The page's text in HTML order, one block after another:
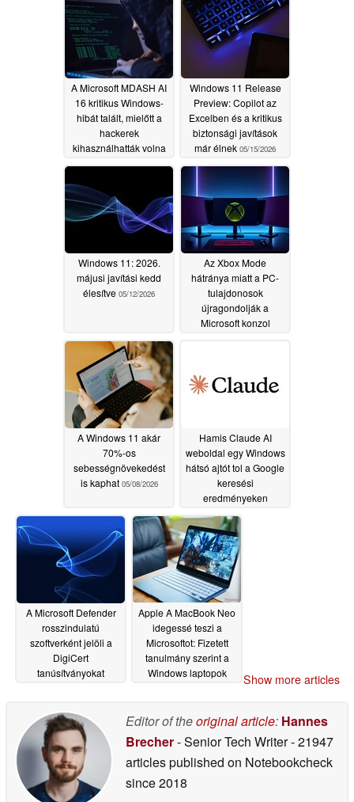
A Microsoft MDASH AI
16 kritikus Windows-
hibát talált, mielőtt a
hackerek
kihasználhatták volna
05/16/2026
Windows 11 Release
Preview: Copilot az
Excelben és a kritikus
biztonsági javítások
már élnek 05/15/2026
Windows 11: 2026.
májusi javítási kedd
élesítve 05/12/2026
Az Xbox Mode
hátránya miatt a PC-
tulajdonosok
újragondolják a
Microsoft konzol
A Windows 11 akár
70%-os
sebességnövekedést
is kaphat 05/08/2026
Hamis Claude AI
weboldal egy Windows
hátsó ajtót tol a Google
keresési
eredményeken
05/08/2026
A Microsoft Defender
rosszindulatú
szoftverként jelöli a
DigiCert
tanúsítványokat
Apple A MacBook Neo
idegessé teszi a
Microsoftot: Fizetett
tanulmány szerint a
Windows laptopok
Show more articles
Editor of theoriginal article: Hannes
Brecher- Senior Tech Writer- 21947
articles published on Notebookcheck
since 2018